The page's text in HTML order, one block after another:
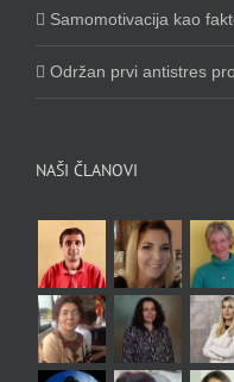
Samomotivacija kao
Održan prvi antistres
NAŠI ČLANOVI